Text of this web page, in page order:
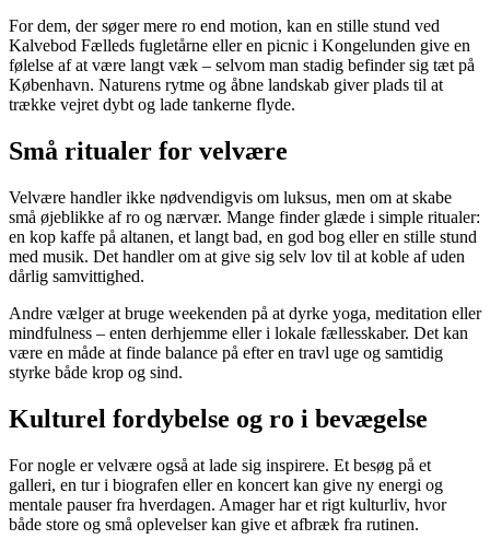
For dem, der søger mere ro end motion, kan en stille stund ved
Kalvebod Fælleds fugletårne eller en picnic i Kongelunden give en
følelse af at være langt væk – selvom man stadig befinder sig tæt på
København. Naturens rytme og åbne landskab giver plads til at
trække vejret dybt og lade tankerne flyde.
Små ritualer for velvære
Velvære handler ikke nødvendigvis om luksus, men om at skabe
små øjeblikke af ro og nærvær. Mange finder glæde i simple ritualer:
en kop kaffe på altanen, et langt bad, en god bog eller en stille stund
med musik. Det handler om at give sig selv lov til at koble af uden
dårlig samvittighed.
Andre vælger at bruge weekenden på at dyrke yoga, meditation eller
mindfulness – enten derhjemme eller i lokale fællesskaber. Det kan
være en måde at finde balance på efter en travl uge og samtidig
styrke både krop og sind.
Kulturel fordybelse og ro i bevægelse
For nogle er velvære også at lade sig inspirere. Et besøg på et
galleri, en tur i biografen eller en koncert kan give ny energi og
mentale pauser fra hverdagen. Amager har et rigt kulturliv, hvor
både store og små oplevelser kan give et afbræk fra rutinen.